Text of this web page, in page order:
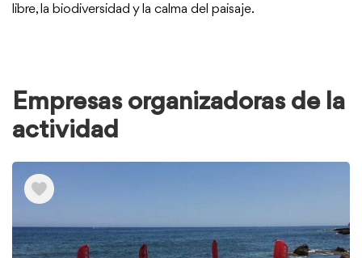
libre, la biodiversidad y la calma del paisaje.
Empresas organizadoras de la
actividad